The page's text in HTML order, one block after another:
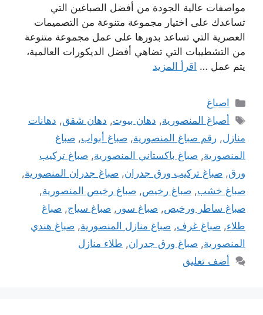
مواصفات عالية الجودة من أفضل الصباغين التي
تساعدك على اختيار مجموعة متنوعة من التصميمات
العصرية التي تساعد بدورها على عمل مجموعة متنوعة
من التشطيبات التي تضاهي أفضل الديكورات العالمية،
يتم عمل … اقرأ المزيد
التصنيفات
اصباغ
الوسوم
أصباغ المنصورية, دهان بيوت, دهان شقق, دهانات
منازل, رقم صباغ المنصورية, صباغ أبواب, صباغ
المنصورية, صباغ باكستاني المنصورية, صباغ تركيب
ورق, صباغ تركيب ورق جدران, صباغ جدران المنصورية,
صباغ خشب, صباغ رخيص, صباغ رخيص المنصورية,
صباغ ساطر ورخيص, صباغ سور , صباغ سياج, صباغ
طلاء, صباغ غرف, صباغ منازل المنصورية, صباغ هندي
المنصورية, صباغ ورق جدران, طلاء منازل
أضف تعليق